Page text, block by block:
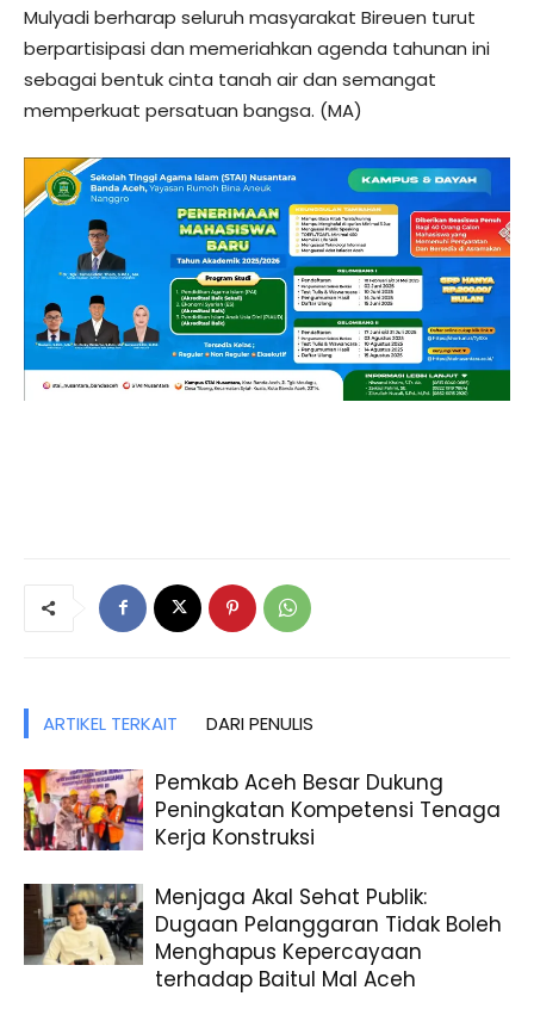
Mulyadi berharap seluruh masyarakat Bireuen turut
berpartisipasi dan memeriahkan agenda tahunan ini
sebagai bentuk cinta tanah air dan semangat
memperkuat persatuan bangsa. (MA)
ARTIKEL TERKAIT DARI PENULIS
Pemkab Aceh Besar Dukung
Peningkatan Kompetensi Tenaga
Kerja Konstruksi
Menjaga Akal Sehat Publik:
Dugaan Pelanggaran Tidak Boleh
Menghapus Kepercayaan
terhadap Baitul Mal Aceh